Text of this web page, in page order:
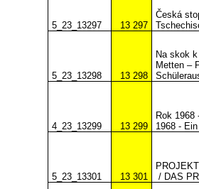
5_23_13297 13 297
Česká
5_23_13298 13 298
Na skok
Metten –
4_23_13299 13 299
Rok
1968 -
5_23_13301 13 301
/ DAS